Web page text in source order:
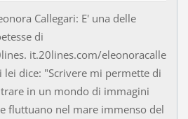
Callegari: E' una delle
di
it.20lines.com/eleonoracalle
lei dice: "Scrivere mi permette di
in un mondo di immagini
fluttuano nel mare immenso del